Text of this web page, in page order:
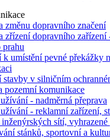
změnu dopravního značení
zřízení dopravního zařízení
prahu
k umístění pevné překážky
stavby v silničním
pozemní komunikace
- nadměrná přeprava
- reklamní zařízení,
sítí, vyhrazené
stánků, sportovní a